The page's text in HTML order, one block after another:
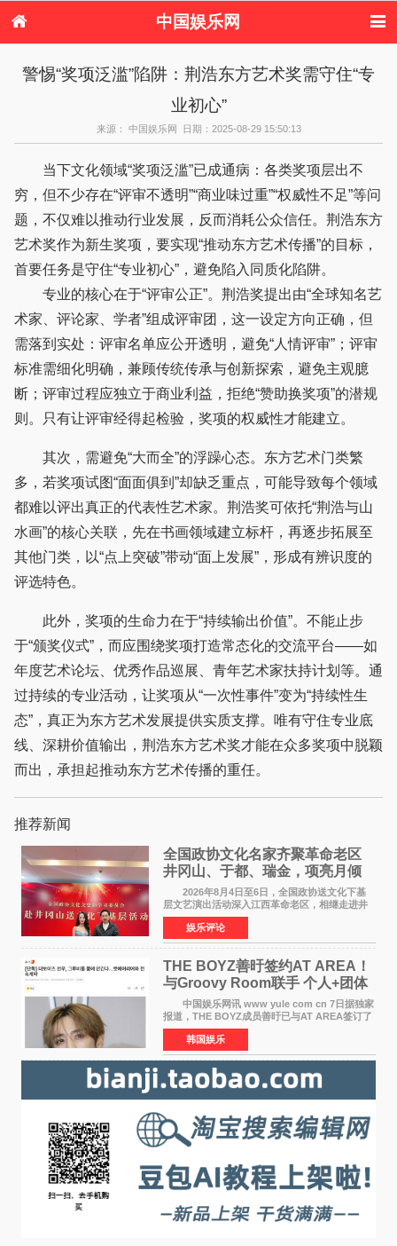
中国娱乐网
港台娱乐
日本娱乐 韩国娱乐
欧美娱乐
音乐新闻 影视新闻
港台明星八卦
日本韩国明星
欧美明星八卦
警惕“奖项泛滥”陷阱：荆浩东方艺术奖需守住“专
业初心”
来源： 中国娱乐网 日期：2025-08-29 15:50:13
当下文化领域“奖项泛滥”已成通病：各类奖项层出不
穷，但不少存在“评审不透明”“商业味过重”“权威性不足”等问
题，不仅难以推动行业发展，反而消耗公众信任。荆浩东方
艺术奖作为新生奖项，要实现“推动东方艺术传播”的目标，
首要任务是守住“专业初心”，避免陷入同质化陷阱。
专业的核心在于“评审公正”。荆浩奖提出由“全球知名艺
术家、评论家、学者”组成评审团，这一设定方向正确，但
需落到实处：评审名单应公开透明，避免“人情评审”；评审
标准需细化明确，兼顾传统传承与创新探索，避免主观臆
断；评审过程应独立于商业利益，拒绝“赞助换奖项”的潜规
则。只有让评审经得起检验，奖项的权威性才能建立。
其次，需避免“大而全”的浮躁心态。东方艺术门类繁
多，若奖项试图“面面俱到”却缺乏重点，可能导致每个领域
都难以评出真正的代表性艺术家。荆浩奖可依托“荆浩与山
水画”的核心关联，先在书画领域建立标杆，再逐步拓展至
其他门类，以“点上突破”带动“面上发展”，形成有辨识度的
评选特色。
此外，奖项的生命力在于“持续输出价值”。不能止步
于“颁奖仪式”，而应围绕奖项打造常态化的交流平台——如
年度艺术论坛、优秀作品巡展、青年艺术家扶持计划等。通
过持续的专业活动，让奖项从“一次性事件”变为“持续性生
态”，真正为东方艺术发展提供实质支撑。唯有守住专业底
线、深耕价值输出，荆浩东方艺术奖才能在众多奖项中脱颖
而出，承担起推动东方艺术传播的重任。
推荐新闻
全国政协文化名家齐聚革命老区
井冈山、于都、瑞金，项亮月倾
情献唱《桃花谣》致敬红色沃土
2026年8月4日至6日，全国政协送文化下基
层文艺演出活动深入江西革命老区，相继走进井
冈山、于都长征出发地、瑞金三地。由全国政协
文化文史和学习委员会副主任、甘肃省政协原主
席欧阳坚率团，一
娱乐评论
THE BOYZ善旴签约AT AREA！
与Groovy Room联手 个人+团体
活动并行
中国娱乐网讯 www yule com cn 7日据独家
报道，THE BOYZ成员善旴已与AT AREA签订了
专属合约。AT AREA是由知名制作人组合
Groovy Room创立的hip-hop厂牌，旗下拥有多
位实力派音乐人，在韩
韩国娱乐